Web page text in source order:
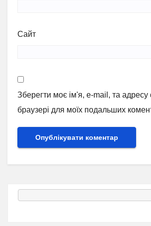
Сайт
Зберегти моє ім'я, e-mail, та адресу
браузері для моїх подальших